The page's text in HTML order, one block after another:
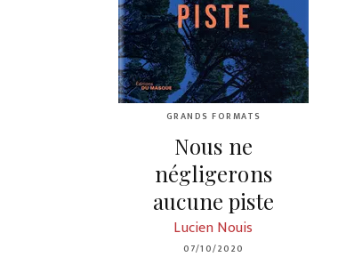
GRANDS FORMATS
Nous ne
négligerons
aucune piste
Lucien Nouis
07/10/2020